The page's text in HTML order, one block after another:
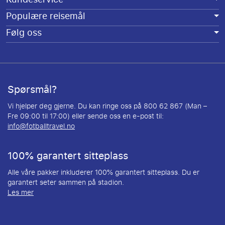
Populære reisemål
Følg oss
Spørsmål?
Vi hjelper deg gjerne. Du kan ringe oss på 800 62 867 (Man –
Fre 09:00 til 17:00) eller sende oss en e-post til:
info@fotballtravel.no
100% garantert sitteplass
Alle våre pakker inkluderer 100% garantert sitteplass. Du er
garantert seter sammen på stadion.
Les mer